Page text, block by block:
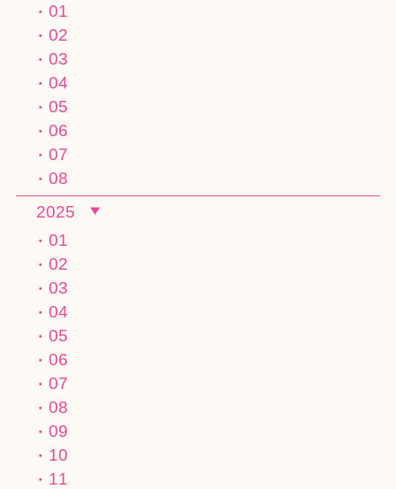
01
02
03
04
05
06
07
08
2025
01
02
03
04
05
06
07
08
09
10
11